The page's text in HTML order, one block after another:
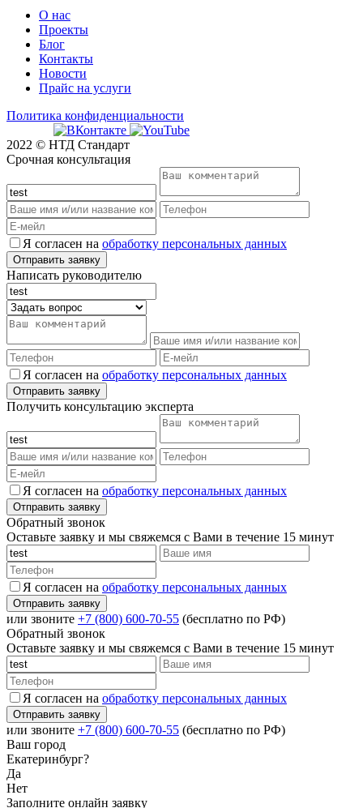
О нас
Проекты
Блог
Контакты
Новости
Прайс на услуги
Политика конфиденциальности
2022 © НТД Стандарт
Срочная консультация
Я согласен на обработку персональных данных
Написать руководителю
Я согласен на обработку персональных данных
Получить консультацию эксперта
Я согласен на обработку персональных данных
Обратный звонок
Оставьте заявку и мы свяжемся с Вами в течение 15 минут
Я согласен на обработку персональных данных
или звоните +7 (800) 600-70-55 (бесплатно по РФ)
Обратный звонок
Оставьте заявку и мы свяжемся с Вами в течение 15 минут
Я согласен на обработку персональных данных
или звоните +7 (800) 600-70-55 (бесплатно по РФ)
Ваш город
Екатеринбург?
Да
Нет
Заполните онлайн заявку